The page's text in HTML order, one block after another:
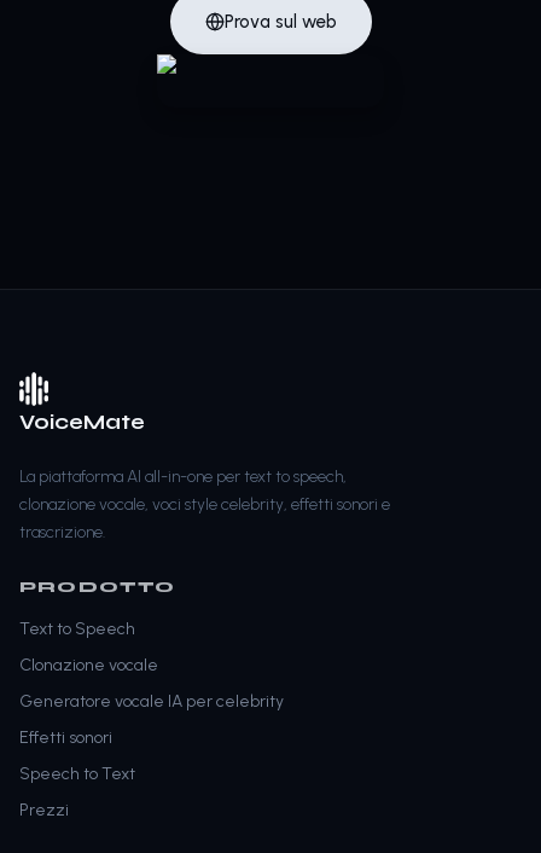
Prova sul web
VoiceMate
La piattaforma AI all-in-one per text to speech,
clonazione vocale, voci style celebrity, effetti sonori e
trascrizione.
PRODOTTO
Text to Speech
Clonazione vocale
Generatore vocale IA per celebrity
Effetti sonori
Speech to Text
Prezzi